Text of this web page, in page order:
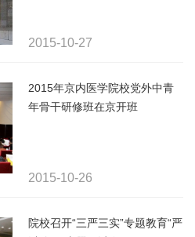
2015-10-27
2015年京内医学院校党外中青
年骨干研修班在京开班
2015-10-26
院校召开“三严三实”专题教育“严